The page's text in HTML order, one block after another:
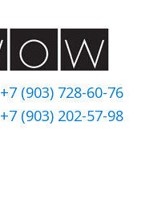
+7 (903) 728-60-76
+7 (903) 202-57-98